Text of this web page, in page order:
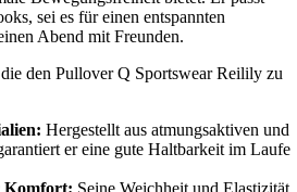
sei es für einen entspannten
Abend mit Freunden.
den Pullover Q Sportswear Reilily zu
Hergestellt aus atmungsaktiven und
er eine gute Haltbarkeit im Laufe
Komfort: Seine Weichheit und Elastizität